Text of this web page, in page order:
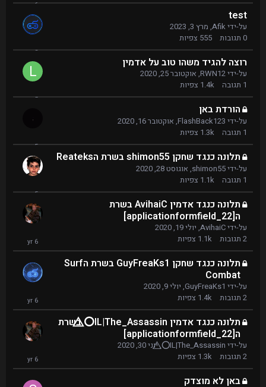
test
על-ידיAfik
, מרץ 3, 2023
0 תגובות 555 צפיות
רוצה להגיד משהו טוב על אדמין
על-ידיRWN12
, אוקטובר 25, 2020
1 תגובה 1.4k צפיות
הורדת באן
על-ידי FlashBack123
, אוקטובר 16, 2020
1 תגובה 1.3k צפיות
תלונה כנגד שחקן shimon55 בשרת הReateks
על-ידיshimon55
, אוגוסט 28, 2020
1 תגובה 1.1k צפיות
תלונה כנגד אדמין AvihaiC בשרת
ה[applicationformfield_22]
על-ידיAvihaiC
, יולי 19, 2020
2 תגובות 1.1k צפיות
תלונה כנגד שחקן GuyFreaKs1 בשרת הSurf
Combat
על-ידי GuyFreaKs1
, יולי 9, 2020
2 תגובות 1.4k צפיות
תלונה כנגד אדמין IL|The_Assassin⭕⃤ בשרת
ה[applicationformfield_22]
על-ידי IL|The_Assassin⭕⃤
,יוני 30, 2020
2 תגובות 1.3k צפיות
באן לא מוצדק